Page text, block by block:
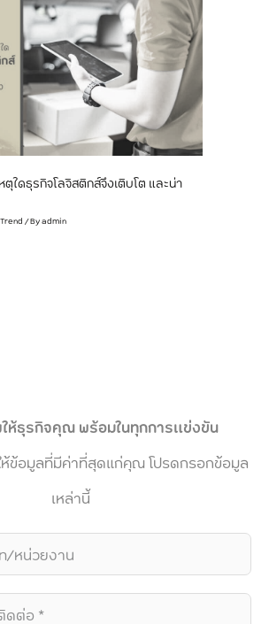
ตุใดธุรกิจโลจิสติกส์จึงเติบโต และน่า
/ Byadmin
ห้ธุรกิจคุณ พร้อมในทุกการแข่งขัน
ห้ข้อมูลที่มีค่าที่สุดแก่คุณ โปรดกรอกข้อมูล
เหล่านี้